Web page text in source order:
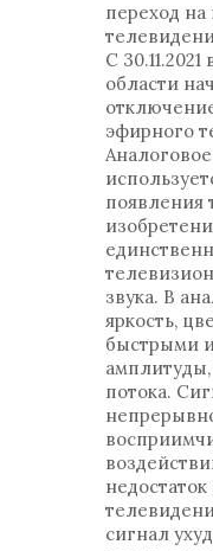
переход
С
области
эфирного
появления
звука. В
яркость,
быстрыми
потока.
сигнал